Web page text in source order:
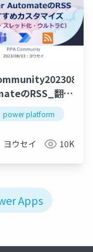
power autoamte
のRSS_翻
ッド化・ウル
power platform
ヨウセイ 10K
Apps